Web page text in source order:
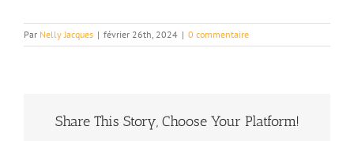
Par Nelly Jacques | février 26th, 2024 | 0 commentaire
Share This Story, Choose Your Platform!